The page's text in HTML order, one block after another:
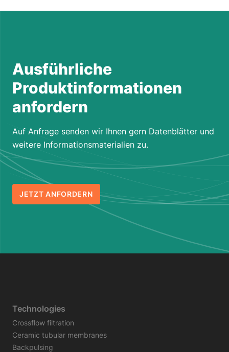
Ausführliche
Produktinformationen
anfordern
Auf Anfrage senden wir Ihnen gern Datenblätter und
weitere Informationsmaterialien zu.
JETZT ANFORDERN
Technologies
Crossflow filtration
Ceramic tubular membranes
Backpulsing